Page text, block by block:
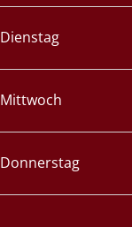
Dienstag
Mittwoch
Donnerstag